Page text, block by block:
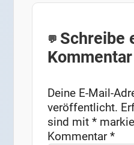
Schreibe
Kommentar
Deine E-Mail-
veröffentlicht.
sind mit*
Kommentar*